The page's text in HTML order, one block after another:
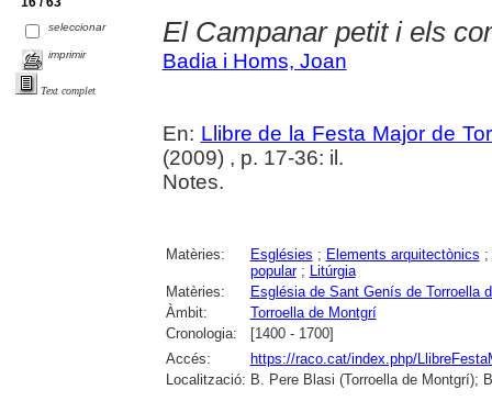
seleccionar
imprimir
Text complet
El Campanar petit i els
Badia i Homs, Joan
En: Llibre de la Festa Major de
(2009) , p. 17-36: il.
Notes.
Matèries: Esglésies ; Elements arquitectònics ;
popular;
Litúrgia
Matèries:
Església de Sant Genís de Torroella
Àmbit:
Torroella de Montgrí
Cronologia:
[1400 - 1700]
Accés:
https://raco.cat/index.php/
Localització: B. Pere Blasi (Torroella de Montgrí);